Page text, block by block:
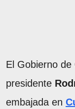
El Gobierno de
presidente
embajada en